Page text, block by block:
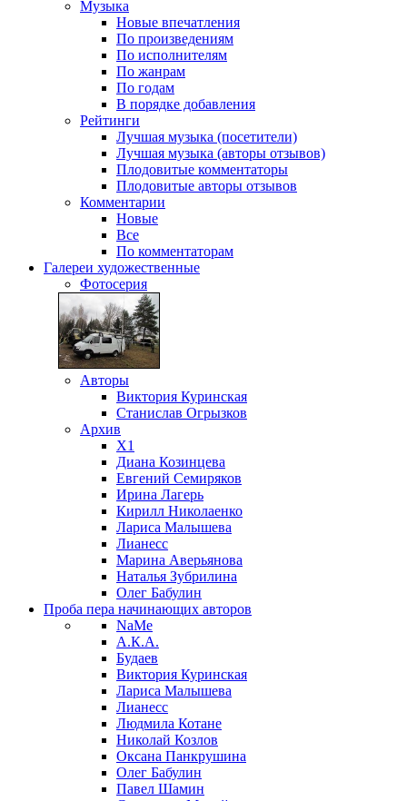
Музыка
Новые впечатления
По произведениям
По исполнителям
По жанрам
По годам
В порядке добавления
Рейтинги
Лучшая музыка (посетители)
Лучшая музыка (авторы отзывов)
Плодовитые комментаторы
Плодовитые авторы отзывов
Комментарии
Новые
Все
По комментаторам
Галереи художественные
Фотосерия
Авторы
Виктория Куринская
Станислав Огрызков
Архив
X1
Диана Козинцева
Евгений Семиряков
Ирина Лагерь
Кирилл Николаенко
Лариса Малышева
Лианесс
Марина Аверьянова
Наталья Зубрилина
Олег Бабулин
Проба пера начинающих авторов
NaMe
А.К.А.
Будаев
Виктория Куринская
Лариса Малышева
Лианесс
Людмила Котане
Николай Козлов
Оксана Панкрушина
Олег Бабулин
Павел Шамин